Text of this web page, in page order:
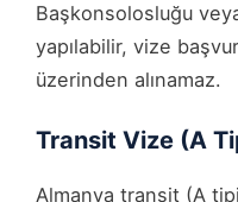
Başkonsolosluğu
yapılabilir, vize
üzerinden alınamaz.
Transit Vize (A
Almanya transit (A